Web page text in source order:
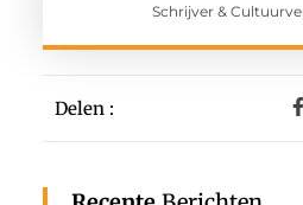
Schrijver &
Delen :